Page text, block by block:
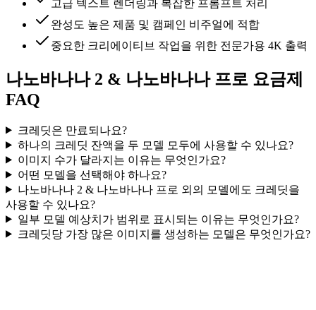
고급 텍스트 렌더링과 복잡한 프롬프트 처리
완성도 높은 제품 및 캠페인 비주얼에 적합
중요한 크리에이티브 작업을 위한 전문가용 4K 출력
나노바나나 2 & 나노바나나 프로 요금제
FAQ
크레딧은 만료되나요?
하나의 크레딧 잔액을 두 모델 모두에 사용할 수 있나요?
이미지 수가 달라지는 이유는 무엇인가요?
어떤 모델을 선택해야 하나요?
나노바나나 2 & 나노바나나 프로 외의 모델에도 크레딧을
사용할 수 있나요?
일부 모델 예상치가 범위로 표시되는 이유는 무엇인가요?
크레딧당 가장 많은 이미지를 생성하는 모델은 무엇인가요?